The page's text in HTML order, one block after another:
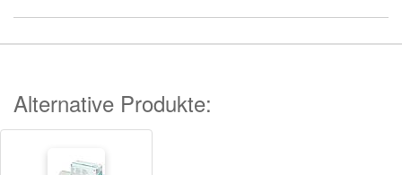
Alternative Produkte: